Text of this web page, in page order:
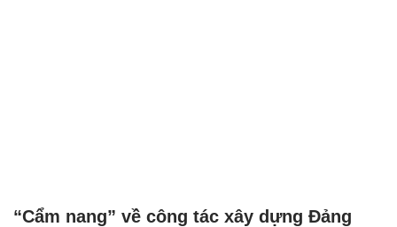
“Cẩm nang” về công tác xây dựng Đảng